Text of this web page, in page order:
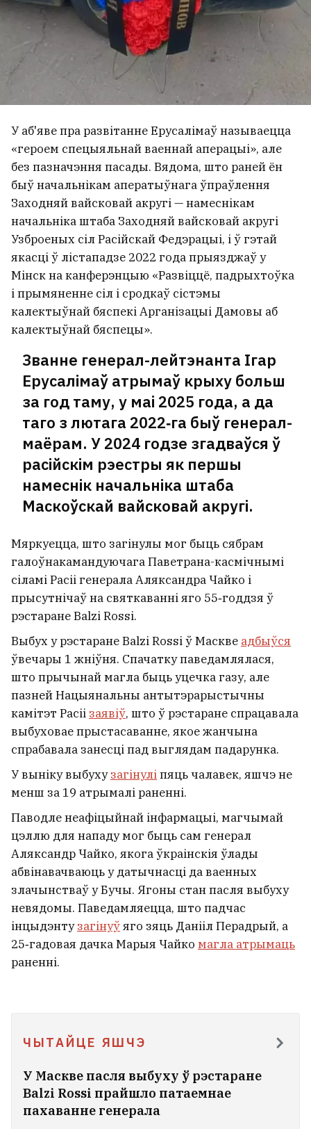
У аб'яве пра развітанне Ерусалімаў называецца
«героем спецыяльнай ваеннай аперацыі», але
без пазначэння пасады. Вядома, што раней ён
быў начальнікам аператыўнага ўпраўлення
Заходняй вайсковай акругі — намеснікам
начальніка штаба Заходняй вайсковай акругі
Узброеных сіл Расійскай Федэрацыі, і ў гэтай
якасці ў лістападзе 2022 года прыязджаў у
Мінск на канферэнцыю «Развіццё, падрыхтоўка
і прымяненне сіл і сродкаў сістэмы
калектыўнай бяспекі Арганізацыі Дамовы аб
калектыўнай бяспецы».
Званне генерал-лейтэнанта Ігар
Ерусалімаў атрымаў крыху больш
за год таму, у маі 2025 года, а да
таго з лютага 2022‑га быў генерал-
маёрам. У 2024 годзе згадваўся ў
расійскім рэестры як першы
намеснік начальніка штаба
Маскоўскай вайсковай акругі.
Мяркуецца, што загінулы мог быць сябрам
галоўнакамандуючага Паветрана-касмічнымі
сіламі Расіі генерала Аляксандра Чайко і
прысутнічаў на святкаванні яго 55‑годдзя ў
рэстаране Balzi Rossi.
Выбух у рэстаране Balzi Rossi ў Маскве адбыўся
ўвечары 1 жніўня. Спачатку паведамлялася,
што прычынай магла быць уцечка газу, але
пазней Нацыянальны антытэрарыстычны
камітэт Расіі заявіў, што ў рэстаране спрацавала
выбуховае прыстасаванне, якое жанчына
спрабавала занесці пад выглядам падарунка.
У выніку выбухузагінуліпяць чалавек, яшчэ не
менш за 19 атрымалі раненні.
Паводле неафіцыйнай інфармацыі, магчымай
цэллю для нападу мог быць сам генерал
Аляксандр Чайко, якога ўкраінскія ўлады
абвінавачваюць у датычнасці да ваенных
злачынстваў у Бучы. Ягоны стан пасля выбуху
невядомы. Паведамляецца, што падчас
інцыдэнтузагінуўяго зяць Данііл Перадрый, а
25‑гадовая дачка Марыя Чайко магла атрымаць
раненні.
ЧЫТАЙЦЕ ЯШЧЭ
У Маскве пасля выбуху ў рэстаране
Balzi Rossi прайшло патаемнае
пахаванне генерала